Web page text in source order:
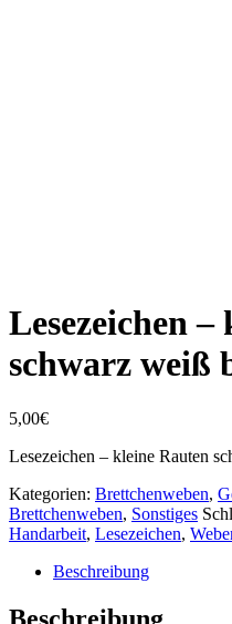
Lesezeichen
schwarz weiß
5,00€
Lesezeichen – kleine Rauten
Kategorien: Brettchenweben,
Brettchenweben, Sonstiges
Handarbeit, Lesezeichen,
Beschreibung
Beschreibung